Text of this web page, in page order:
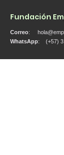
Fundación
Correo:
WhatsApp: (+57)